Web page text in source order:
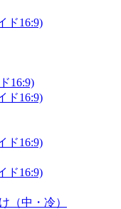
ド16:9)
16:9)
ド16:9)
ド16:9)
ド16:9)
（中・冷）